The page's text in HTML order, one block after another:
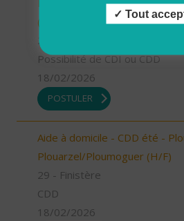
(H/F)
29 - Finistère
Possibilité de CDI ou CDD
18/02/2026
POSTULER
Aide à domicile - CDD été -
Plouarzel/Ploumoguer (H/F)
29 - Finistère
CDD
18/02/2026
Tout